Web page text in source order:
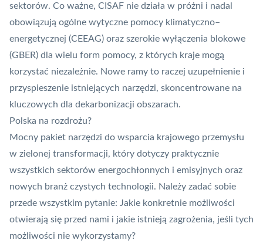
sektorów. Co ważne, CISAF nie działa w próżni i nadal
obowiązują ogólne wytyczne pomocy klimatyczno–
energetycznej (CEEAG) oraz szerokie wyłączenia blokowe
(GBER) dla wielu form pomocy, z których kraje mogą
korzystać niezależnie. Nowe ramy to raczej uzupełnienie i
przyspieszenie istniejących narzędzi, skoncentrowane na
kluczowych dla dekarbonizacji obszarach.
Polska na rozdrożu?
Mocny pakiet narzędzi do wsparcia krajowego przemysłu
w zielonej transformacji, który dotyczy praktycznie
wszystkich sektorów energochłonnych i emisyjnych oraz
nowych branż czystych technologii. Należy zadać sobie
przede wszystkim pytanie: Jakie konkretnie możliwości
otwierają się przed nami i jakie istnieją zagrożenia, jeśli tych
możliwości nie wykorzystamy?